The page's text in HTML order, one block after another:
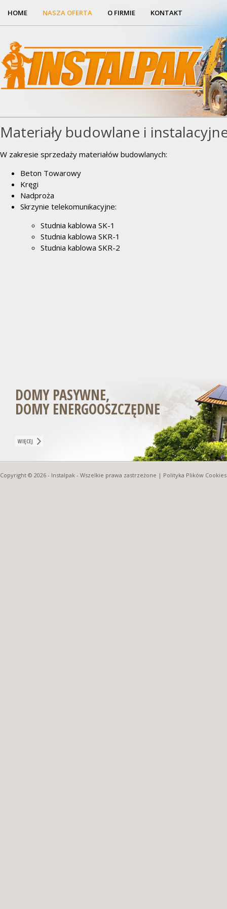
HOME NASZA OFERTA O FIRMIE KONTAKT
Materiały budowlane i
W zakresie sprzedaży materiałów budowlanych:
Beton Towarowy
Kręgi
Nadproża
Skrzynie telekomunikacyjne:
Studnia kablowa SK-1
Studnia kablowa SKR-1
Studnia kablowa SKR-2
DOMY PASYWNE,
DOMY ENERGOOSZCZĘDNE
WIĘCEJ
Copyright © 2026 - Instalpak - Wszelkie prawa zastrzeżone | Polityka Plików Cookies